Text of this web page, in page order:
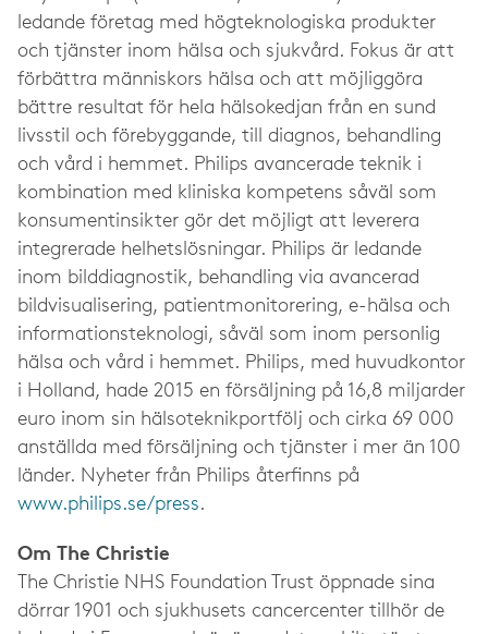
ledande företag med högteknologiska produkter
och tjänster inom hälsa och sjukvård. Fokus är att
förbättra människors hälsa och att möjliggöra
bättre resultat för hela hälsokedjan från en sund
livsstil och förebyggande, till diagnos, behandling
och vård i hemmet. Philips avancerade teknik i
kombination med kliniska kompetens såväl som
konsumentinsikter gör det möjligt att leverera
integrerade helhetslösningar. Philips är ledande
inom bilddiagnostik, behandling via avancerad
bildvisualisering, patientmonitorering, e-hälsa och
informationsteknologi, såväl som inom personlig
hälsa och vård i hemmet. Philips, med huvudkontor
i Holland, hade 2015 en försäljning på 16,8 miljarder
euro inom sin hälsoteknikportfölj och cirka 69 000
anställda med försäljning och tjänster i mer än 100
länder. Nyheter från Philips återfinns på
www.philips.se/press­.
Om The Christie
The Christie NHS Foundation Trust öppnade sina
dörrar 1901 och sjukhusets cancercenter tillhör de